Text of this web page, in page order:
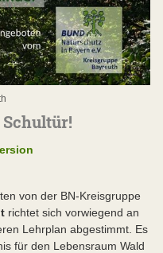
von der BN-Kreisgruppe
richtet sich vorwiegend an
Lehrplan abgestimmt. Es
für den Lebensraum Wald